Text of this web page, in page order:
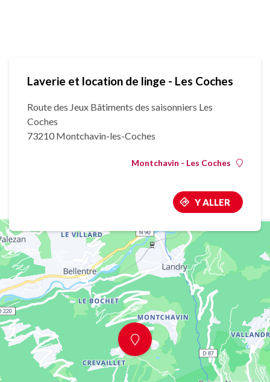
Laverie et location de linge - Les Coches
Route des Jeux Bâtiments des saisonniers Les
Coches
73210 Montchavin-les-Coches
Montchavin - Les Coches
Y ALLER